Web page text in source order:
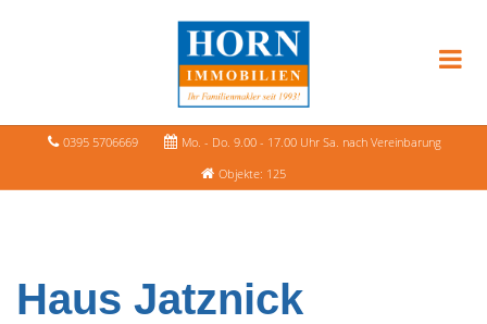
0395 5706669
Mo. - Do. 9.00 - 17.00 Uhr Sa. nach Vereinbarung
Objekte: 125
Haus Jatznick